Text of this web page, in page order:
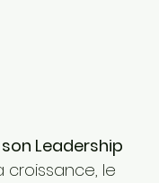
Leadership
le